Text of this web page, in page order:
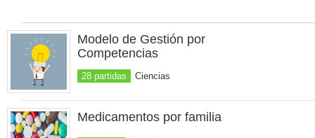
Modelo de Gestión por
Competencias
28 partidas Ciencias
Medicamentos por familia